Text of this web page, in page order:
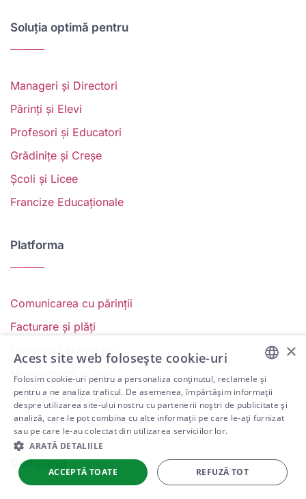
Soluția optimă pentru
Manageri și Directori
Părinți și Elevi
Profesori și Educatori
Grădinițe și Creșe
Școli și Licee
Francize Educaționale
Platforma
Comunicarea cu părinții
Facturare și plăți
Management școlar
Managementul clasei
Soluția completă pentru școală
Compania
ENGLISH
ARABIC
PORTUGUESE
×
Acest site web folosește cookie-uri
Folosim cookie-uri pentru a personaliza conținutul, reclamele și
pentru a ne analiza traficul. De asemenea, împărtășim informații
despre utilizarea site-ului nostru cu partenerii noștri de publicitate și
analiză, care le pot combina cu alte informații pe care le-ați furnizat
sau pe care le-au colectat din utilizarea serviciilor lor.
ARATĂ DETALIILE
ACCEPTĂ TOATE REFUZĂ TOT